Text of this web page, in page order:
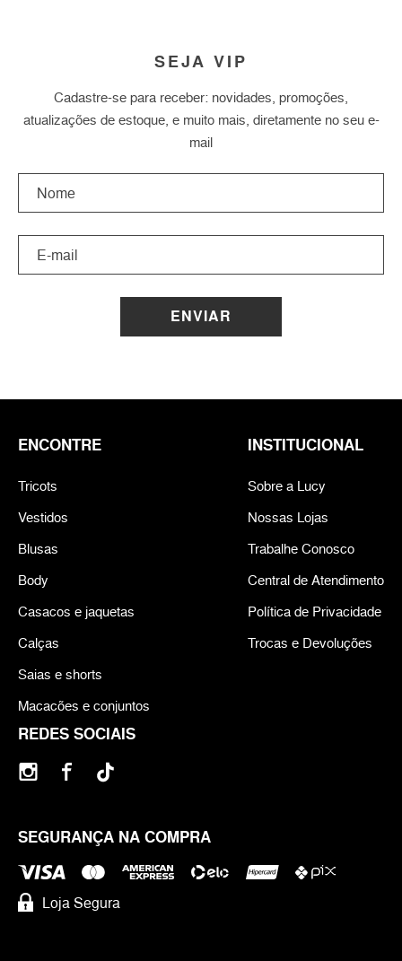
SEJA VIP
Cadastre-se para receber: novidades, promoções,
atualizações de estoque, e muito mais, diretamente no seu e-
mail
ENVIAR
REDES SOCIAIS
SEGURANÇA NA COMPRA
Loja Segura
ENCONTRE
Tricots
Vestidos
Blusas
Body
Casacos e jaquetas
Calças
Saias e shorts
Macacões e conjuntos
INSTITUCIONAL
Sobre a Lucy
Nossas Lojas
Trabalhe Conosco
Central de Atendimento
Política de Privacidade
Trocas e Devoluções